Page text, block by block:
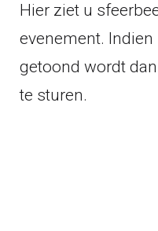
Hier ziet u
evenement.
getoond wordt
te sturen.